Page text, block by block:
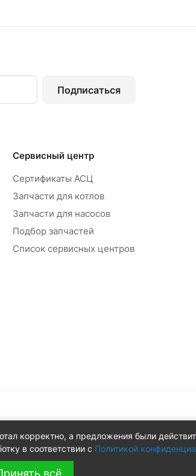
Подписаться
Сервисный центр
Сертификаты АСЦ
Запчасти для котлов
Запчасти для насосов
Подбор запчастей
Список сервисных центров
корректно, а предложения были
в соответствии с Политикой
всё